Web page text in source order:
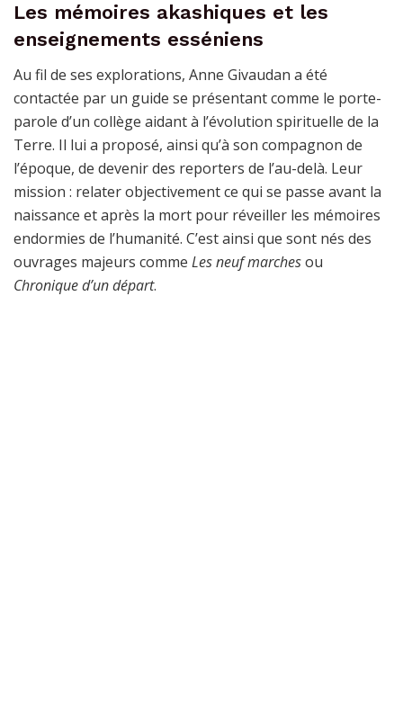
Les mémoires akashiques et les
enseignements esséniens
Au fil de ses explorations, Anne Givaudan a été
contactée par un guide se présentant comme le porte-
parole d’un collège aidant à l’évolution spirituelle de la
Terre. Il lui a proposé, ainsi qu’à son compagnon de
l’époque, de devenir des reporters de l’au-delà. Leur
mission : relater objectivement ce qui se passe avant la
naissance et après la mort pour réveiller les mémoires
endormies de l’humanité. C’est ainsi que sont nés des
ouvrages majeurs comme Les neuf marchesou
Chronique d’un départ.